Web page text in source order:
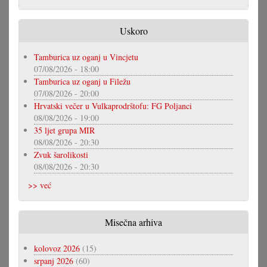
Uskoro
Tamburica uz oganj u Vincjetu
07/08/2026 - 18:00
Tamburica uz oganj u Filežu
07/08/2026 - 20:00
Hrvatski večer u Vulkaprodrštofu: FG Poljanci
08/08/2026 - 19:00
35 ljet grupa MIR
08/08/2026 - 20:30
Zvuk šarolikosti
08/08/2026 - 20:30
>> već
Misečna arhiva
kolovoz 2026 (15)
srpanj 2026 (60)